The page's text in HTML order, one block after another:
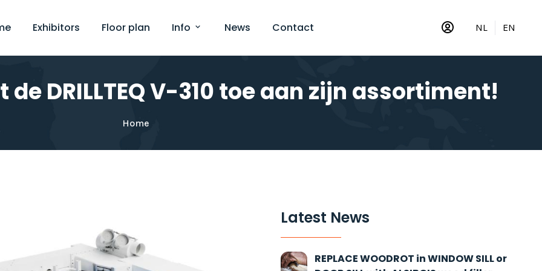
Exhibitors Floor plan Info News Contact NL EN
DRILLTEQ V-310 toe aan zijn assortiment!
Home
Latest News
REPLACE WOODROT in WINDOW SILL or